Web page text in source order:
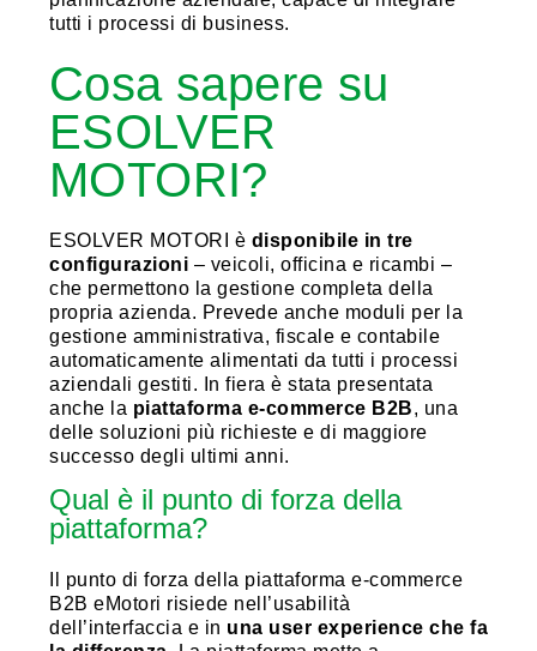
tutti i processi di business.
Cosa sapere su
ESOLVER
MOTORI?
ESOLVER MOTORI è disponibile in tre
configurazioni – veicoli, officina e ricambi –
che permettono la gestione completa della
propria azienda. Prevede anche moduli per la
gestione amministrativa, fiscale e contabile
automaticamente alimentati da tutti i processi
aziendali gestiti. In fiera è stata presentata
anche la piattaforma e-commerce B2B, una
delle soluzioni più richieste e di maggiore
successo degli ultimi anni.
Qual è il punto di forza della
piattaforma?
Il punto di forza della piattaforma e-commerce
B2B eMotori risiede nell’usabilità
dell’interfaccia e in una user experience che fa